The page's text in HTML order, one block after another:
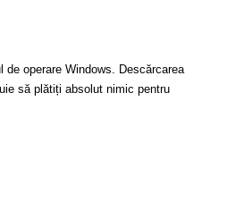
operare Windows. Descărcarea
să plătiți absolut nimic pentru